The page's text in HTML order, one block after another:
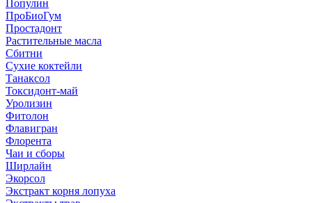
Популин
ПроБиоГум
Простадонт
Растительные масла
Сбитни
Сухие коктейли
Танаксол
Токсидонт-май
Уролизин
Фитолон
Флавигран
Флорента
Чаи и сборы
Ширлайн
Экорсол
Экстракт корня лопуха